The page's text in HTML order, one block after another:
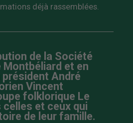
déjà rassemblées.
de la Société
Montbéliard et en
André
Vincent
folklorique Le
et ceux qui
de leur famille.